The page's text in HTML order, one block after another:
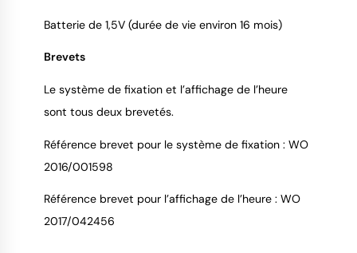
Batterie de 1,5V (durée de vie environ 16 mois)
Brevets
Le système de fixation et l’affichage de l’heure
sont tous deux brevetés.
Référence brevet pour le système de fixation : WO
2016/001598
Référence brevet pour l’affichage de l’heure : WO
2017/042456